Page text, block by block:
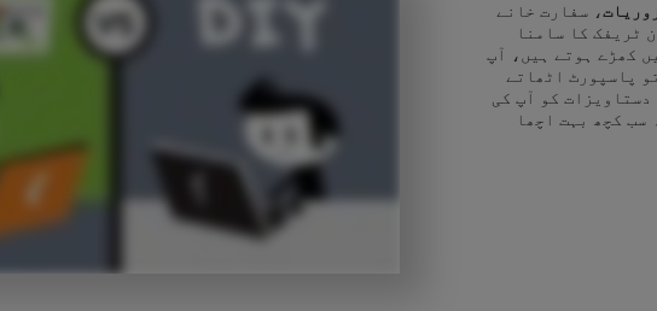
، سفارت خانے
ٹریفک کا سامنا
کھڑے ہوتے ہیں، آپ
پاسپورٹ اٹھاتے
کو آپ کی
سب کچھ بہت اچھا